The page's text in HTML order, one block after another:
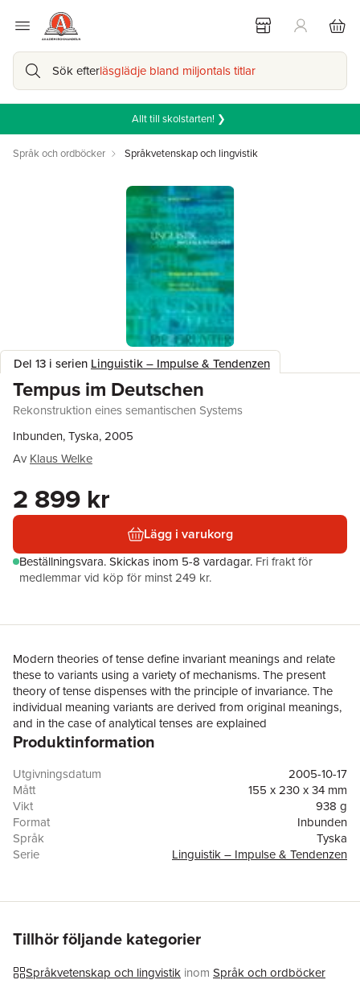
Sök efterläsglädje bland miljontals titlar
Allt till skolstarten! ❯
Språk och ordböcker Språkvetenskap och lingvistik
Del 13 i serien Linguistik – Impulse & Tendenzen
Tempus im Deutschen
Rekonstruktion eines semantischen Systems
Inbunden, Tyska, 2005
Av Klaus Welke
2 899 kr
Lägg i varukorg
Beställningsvara.Skickas inom 5-8 vardagar. Fri frakt för
medlemmar vid köp för minst 249 kr.
Modern theories of tense define invariant meanings and relate
these to variants using a variety of mechanisms. The present
theory of tense dispenses with the principle of invariance. The
individual meaning variants are derived from original meanings,
and in the case of analytical tenses are explained
compositionally. After introductory material on the determination
invariance methods, the book contains chapters on aspect in
German, on the six traditional tenses and on the structure
'wurde' plus infinitive.
Produktinformation
Utgivningsdatum
2005-10-17
Mått
155 x 230 x 34 mm
Vikt
938 g
Format
Inbunden
Språk
Tyska
Serie
Linguistik – Impulse & Tendenzen
Förlag
De Gruyter
Tillhör följande kategorier
Språkvetenskap och lingvistik inom Språk och ordböcker